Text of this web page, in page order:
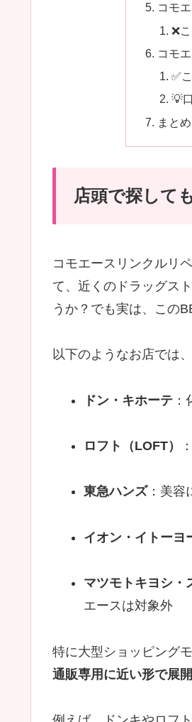
コモ
❌
コモ
✅
💡
まとめ
店頭で探して
コモエースリンクルリ
て、近くのドラッグス
うか？でも実は、この
以下のようなお店では
ドン・キホーテ：
ロフト（LOFT）
東急ハンズ：美容
イオン・イトーヨ
マツモトキヨシ・
エースは対象外
特に大型ショッピング
通販専用に近い形で展